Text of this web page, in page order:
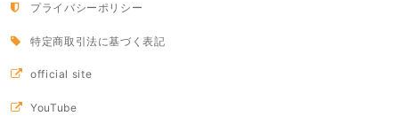
プライバシーポリシー
特定商取引法に基づく表記
official site
YouTube